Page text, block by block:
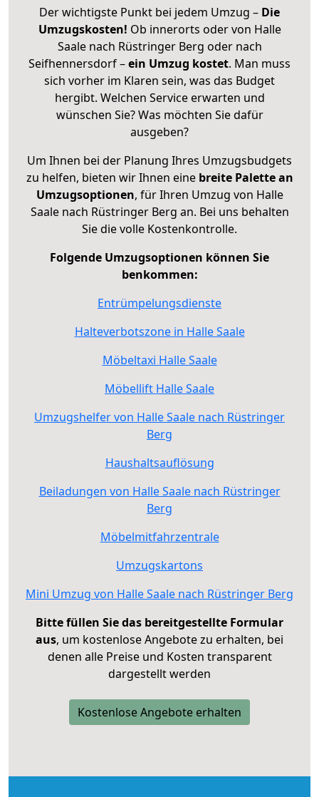
Der wichtigste Punkt bei jedem Umzug – Die
Umzugskosten! Ob innerorts oder von Halle
Saale nach Rüstringer Berg oder nach
Seifhennersdorf –ein Umzug kostet. Man muss
sich vorher im Klaren sein, was das Budget
hergibt. Welchen Service erwarten und
wünschen Sie? Was möchten Sie dafür
ausgeben?
Um Ihnen bei der Planung Ihres Umzugsbudgets
zu helfen, bieten wir Ihnen eine breite Palette an
Umzugsoptionen, für Ihren Umzug von Halle
Saale nach Rüstringer Berg an. Bei uns behalten
Sie die volle Kostenkontrolle.
Folgende Umzugsoptionen können Sie
benkommen:
Entrümpelungsdienste
Halteverbotszone in Halle Saale
Möbeltaxi Halle Saale
Möbellift Halle Saale
Umzugshelfer von Halle Saale nach Rüstringer
Berg
Haushaltsauflösung
Beiladungen von Halle Saale nach Rüstringer
Berg
Möbelmitfahrzentrale
Umzugskartons
Mini Umzug von Halle Saale nach Rüstringer Berg
Bitte füllen Sie das bereitgestellte Formular
aus, um kostenlose Angebote zu erhalten, bei
denen alle Preise und Kosten transparent
dargestellt werden
Kostenlose Angebote erhalten